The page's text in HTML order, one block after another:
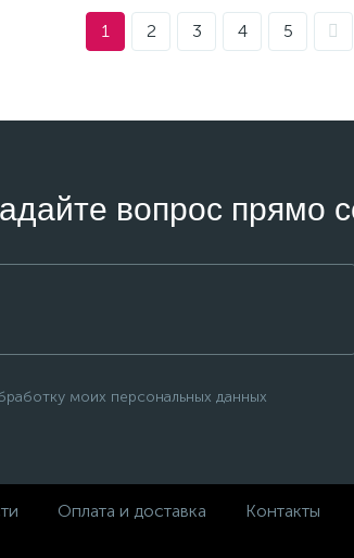
1 2 3 4 5
вопрос прямо
моих персональных данных
Оплата и доставка Контакты